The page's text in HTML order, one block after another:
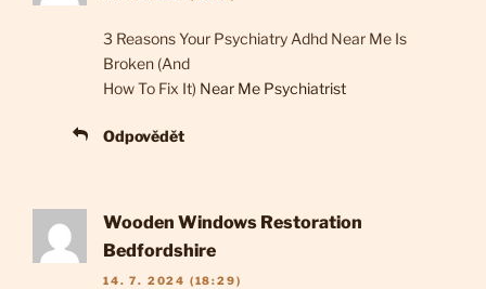
3 Reasons Your Psychiatry Adhd Near Me Is
Broken (And
How To Fix It) Near Me Psychiatrist
Odpovědět
Wooden Windows Restoration
Bedfordshire
14. 7. 2024 (18:29)